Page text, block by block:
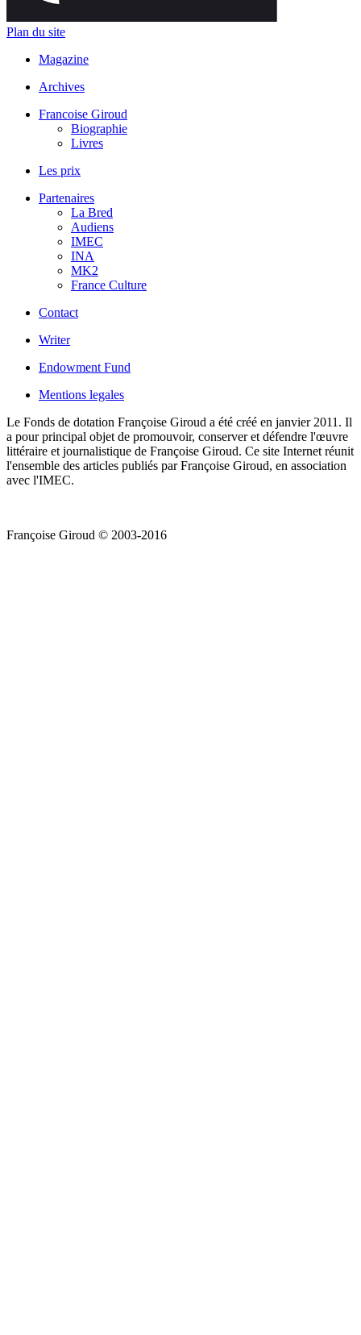
Plan du site
Magazine
Archives
Francoise Giroud
Biographie
Livres
Les prix
Partenaires
La Bred
Audiens
IMEC
INA
MK2
France Culture
Contact
Writer
Endowment Fund
Mentions legales
Le Fonds de dotation Françoise Giroud a été créé en janvier 2011. Il
a pour principal objet de promouvoir, conserver et défendre l'œuvre
littéraire et journalistique de Françoise Giroud. Ce site Internet réunit
l'ensemble des articles publiés par Françoise Giroud, en association
avec l'IMEC.
Françoise Giroud © 2003-2016